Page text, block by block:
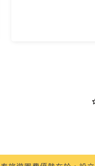
次參加 友泰【快閃東歐】
當地超帥的導遊 John，
旅遊團費優勢在於，設